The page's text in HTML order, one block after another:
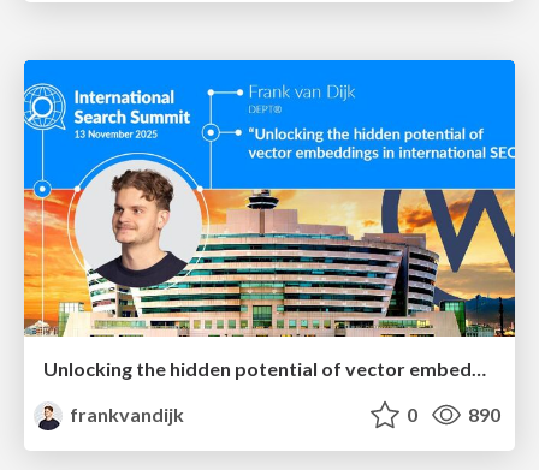
frankvandijk
0 890